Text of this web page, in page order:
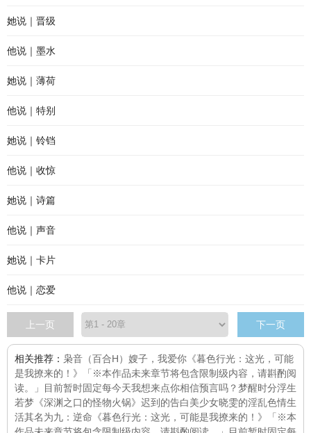
她说｜晋级
他说｜墨水
她说｜薄荷
他说｜特别
她说｜铃铛
他说｜收惊
她说｜诗篇
他说｜声音
她说｜卡片
他说｜恋爱
上一页 下一页
相关推荐： 枭音（百合H） 嫂子，我爱你 《暮色行光：这光，可能
是我撩来的！》「※本作品未来章节将包含限制级内容，请斟酌阅
读。」目前暂时固定每今天我想来点你相信预言吗？梦醒时分浮生
若梦 《深渊之口的怪物火锅》 迟到的告白美少女晓雯的淫乱色情生
活其名为九：逆命 《暮色行光：这光，可能是我撩来的！》「※本